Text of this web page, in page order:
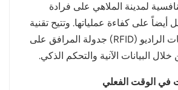
لمدينة الملاهي على فرادة
على كفاءة عملياتها. وتتيح تقنية
تحديد الهوية بموجات الراديو (RFID) جدولة المرافق على
البيانات الآنية والتحكم الذكي.
في الوقت الفعلي